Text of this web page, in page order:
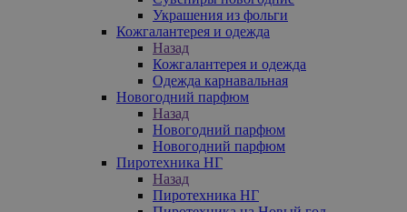
Украшения из фольги
Кожгалантерея и одежда
Назад
Кожгалантерея и одежда
Одежда карнавальная
Новогодний парфюм
Назад
Новогодний парфюм
Новогодний парфюм
Пиротехника НГ
Назад
Пиротехника НГ